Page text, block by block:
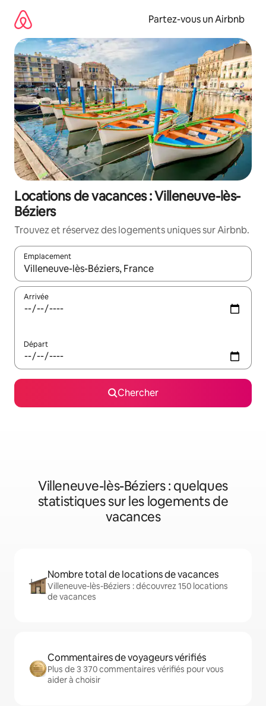
directement
contenu
Partez-vous un Airbnb
Locations de vacances : Villeneuve-lès-
Béziers
Trouvez et réservez des logements uniques sur Airbnb.
Emplacement
Quand les résultats sont affichés, parcourez-les en utilisant
Arrivée
Départ
Chercher
Villeneuve-lès-Béziers : quelques
statistiques sur les logements de
vacances
Nombre total de locations de vacances
Villeneuve-lès-Béziers : découvrez 150 locations
de vacances
Commentaires de voyageurs vérifiés
Plus de 3 370 commentaires vérifiés pour vous
aider à choisir